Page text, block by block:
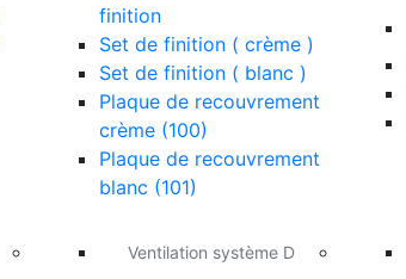
finition
Set de finition ( crème )
Set de finition ( blanc )
Plaque de recouvrement
crème (100)
Plaque de recouvrement
blanc (101)
Ventilation système D